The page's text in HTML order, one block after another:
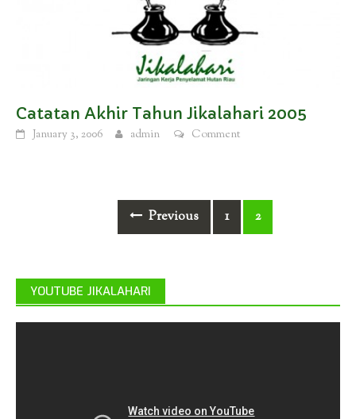
Catatan Akhir Tahun Jikalahari 2005
January 3, 2006 admin Comment
navigation
Previous 1 2
YOUTUBE JIKALAHARI